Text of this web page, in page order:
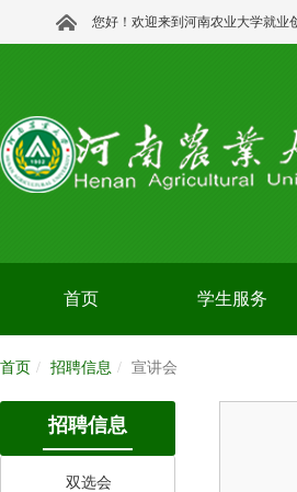
您好！欢迎来到河南农业大学就业
首页 学生服务
首页 招聘信息 宣讲会
招聘信息
双选会